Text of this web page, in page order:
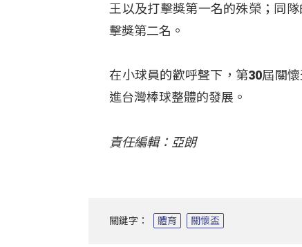
王以及打擊獎第一名的殊榮；同
擊獎第二名。
在小球員的歡呼聲下，第30屆關
進台灣棒球整體的發展。
責任編輯：亞朗
關鍵字： 體育 關懷盃